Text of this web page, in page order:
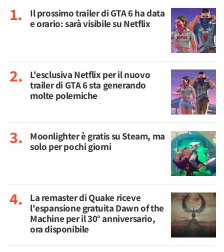
Il prossimo trailer di GTA 6 ha data
e orario: sarà visibile su Netflix
L'esclusiva Netflix per il nuovo
trailer di GTA 6 sta generando
molte polemiche
Moonlighter è gratis su Steam, ma
solo per pochi giorni
La remaster di Quake riceve
l'espansione gratuita Dawn of the
Machine per il 30° anniversario,
ora disponibile